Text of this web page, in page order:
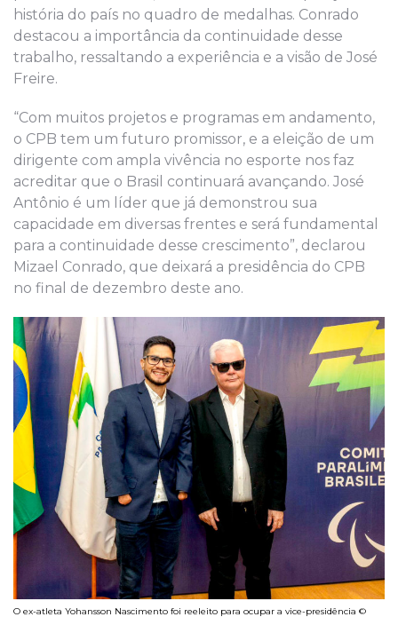
história do país no quadro de medalhas. Conrado
destacou a importância da continuidade desse
trabalho, ressaltando a experiência e a visão de José
Freire.
“Com muitos projetos e programas em andamento,
o CPB tem um futuro promissor, e a eleição de um
dirigente com ampla vivência no esporte nos faz
acreditar que o Brasil continuará avançando. José
Antônio é um líder que já demonstrou sua
capacidade em diversas frentes e será fundamental
para a continuidade desse crescimento”, declarou
Mizael Conrado, que deixará a presidência do CPB
no final de dezembro deste ano.
O ex-atleta Yohansson Nascimento foi reeleito para ocupar a vice-presidência ©